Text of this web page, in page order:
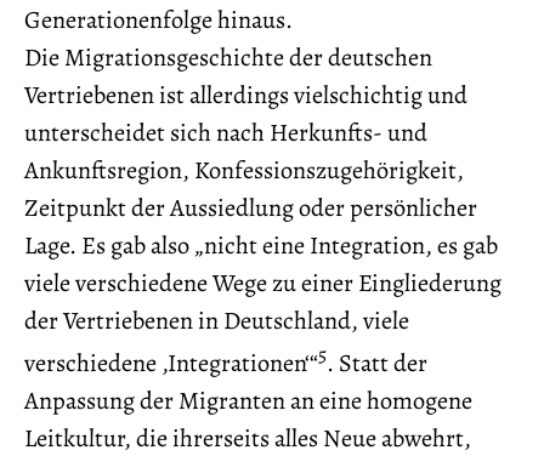
Generationenfolge hinaus.
Die Migrationsgeschichte der deutschen
Vertriebenen ist allerdings vielschichtig und
unterscheidet sich nach Herkunfts- und
Ankunftsregion, Konfessionszugehörigkeit,
Zeitpunkt der Aussiedlung oder persönlicher
Lage. Es gab also „nicht eine Integration, es gab
viele verschiedene Wege zu einer Eingliederung
der Vertriebenen in Deutschland, viele
verschiedene ‚Integrationen‘“5. Statt der
Anpassung der Migranten an eine homogene
Leitkultur, die ihrerseits alles Neue abwehrt,